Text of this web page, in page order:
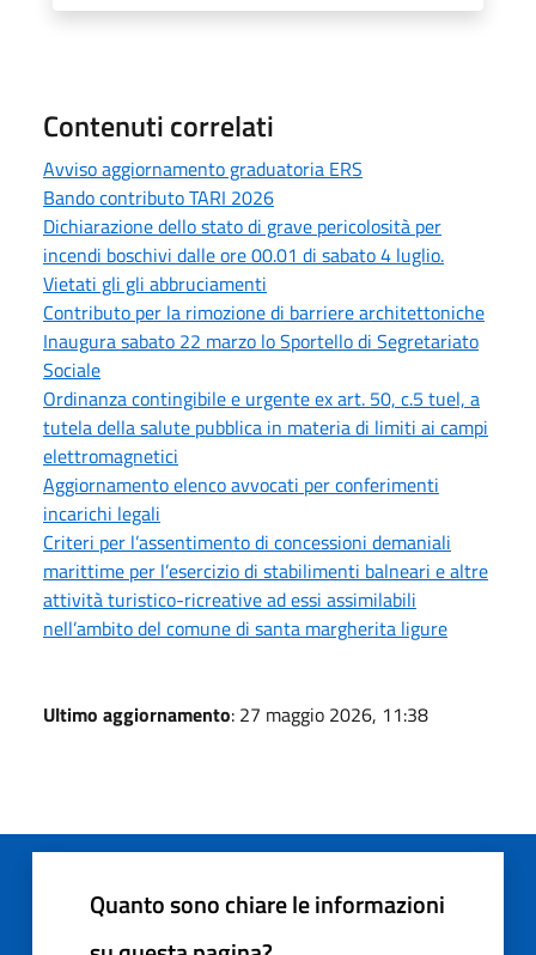
Contenuti correlati
Avviso aggiornamento graduatoria ERS
Bando contributo TARI 2026
Dichiarazione dello stato di grave pericolosità per
incendi boschivi dalle ore 00.01 di sabato 4 luglio.
Vietati gli gli abbruciamenti
Contributo per la rimozione di barriere architettoniche
Inaugura sabato 22 marzo lo Sportello di Segretariato
Sociale
Ordinanza contingibile e urgente ex art. 50, c.5 tuel, a
tutela della salute pubblica in materia di limiti ai campi
elettromagnetici
Aggiornamento elenco avvocati per conferimenti
incarichi legali
Criteri per l’assentimento di concessioni demaniali
marittime per l’esercizio di stabilimenti balneari e altre
attività turistico-ricreative ad essi assimilabili
nell’ambito del comune di santa margherita ligure
Ultimo aggiornamento: 27 maggio 2026, 11:38
Quanto sono chiare le informazioni